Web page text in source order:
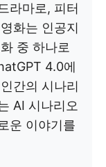
라마로, 피터
화는 인공지
중 하나로
4.0에
간의 시나리
AI 시나리오
운 이야기를